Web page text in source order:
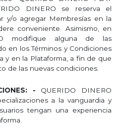
DINERO se reserva el
y/o agregar Membresías en la
conveniente. Asimismo, en
modifique alguna de las
en los Términos y Condiciones
y en la Plataforma, a fin de que
de las nuevas condiciones.
- QUERIDO DINERO
a la vanguardia y
tengan una experiencia